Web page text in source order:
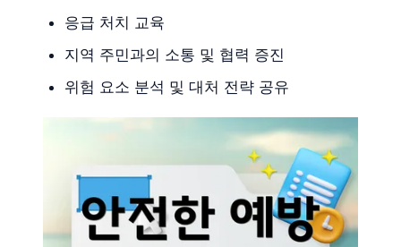
응급 처치 교육
지역 주민과의 소통 및 협력 증진
위험 요소 분석 및 대처 전략 공유